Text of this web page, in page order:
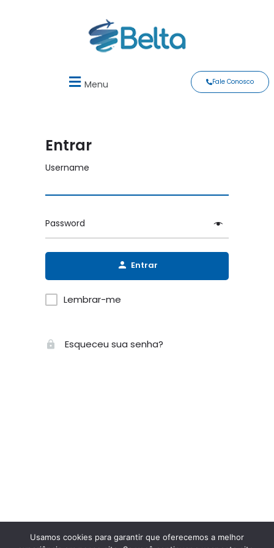
Menu Fale Conosco
Entrar
Username
Password
Entrar
Lembrar-me
Esqueceu sua senha?
Usamos cookies para garantir que oferecemos a melhor